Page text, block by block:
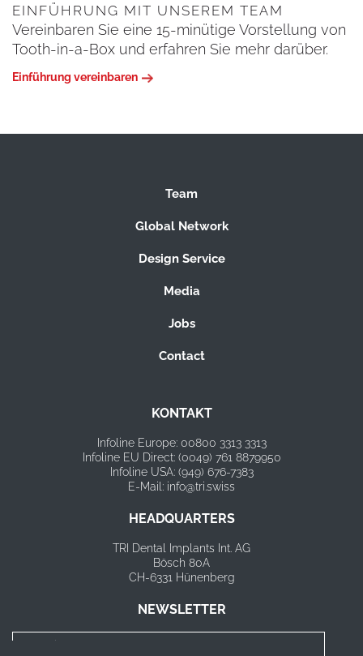
EINFÜHRUNG MIT UNSEREM TEAM
Vereinbaren Sie eine 15-minütige Vorstellung von
Tooth-in-a-Box und erfahren Sie mehr darüber.
Einführung vereinbaren
Team
Global Network
Design Service
Media
Jobs
Contact
KONTAKT
Infoline Europe: 00800 3313 3313
Infoline EU Direct: (0049) 761 8879950
Infoline USA: (949) 676-7383
E-Mail: info@tri.swiss
HEADQUARTERS
TRI Dental Implants Int. AG
Bösch 80A
CH-6331 Hünenberg
NEWSLETTER